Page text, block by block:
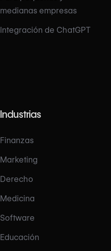
medianas empresas
Integración de ChatGPT
Industrias
Finanzas
Marketing
Derecho
Medicina
Software
Educación